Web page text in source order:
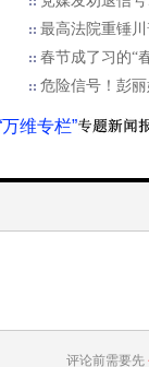
最高法院重锤
春节成了习的“
危险信号！彭
万维专栏”
评论前需要先